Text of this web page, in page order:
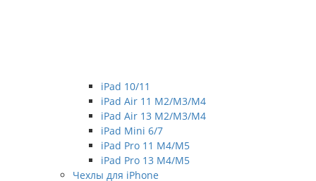
iPad 10/11
iPad Air 11 M2/M3/M4
iPad Air 13 M2/M3/M4
iPad Mini 6/7
iPad Pro 11 M4/M5
iPad Pro 13 M4/M5
Чехлы для iPhone